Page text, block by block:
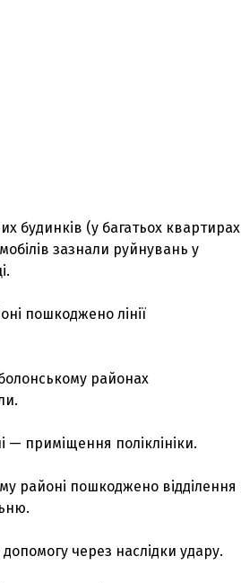
будинків (у багатьох квартирах
зазнали руйнувань у
пошкоджено лінії
районах
— приміщення поліклініки.
районі пошкоджено відділення
через наслідки удару.